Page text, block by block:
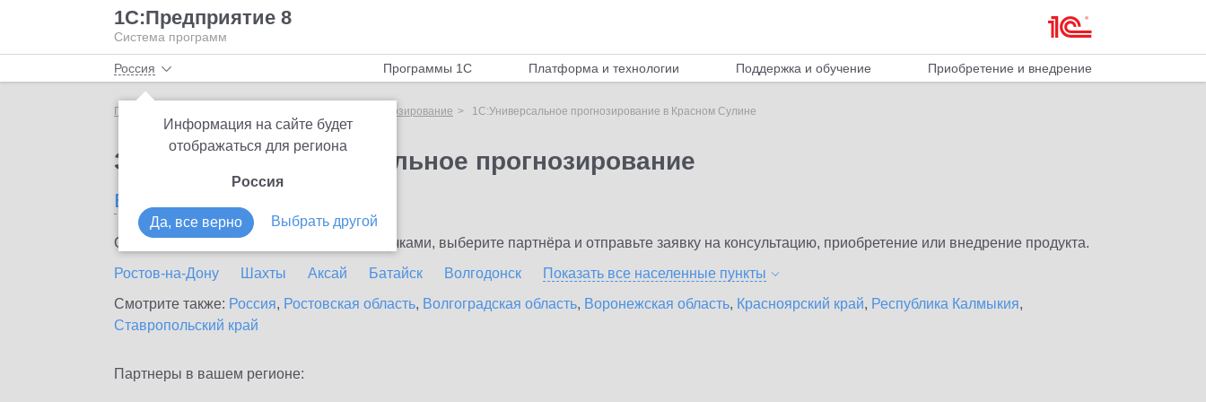
1С:Предприятие 8
Система программ
Россия
Информация на сайте будет
отображаться для региона
Россия
Да, все верно Выбрать другой
Программы 1С Платформа и технологии Поддержка и обучение Приобретение и внедрение
Главная 1С:Универсальное прогнозирование 1С:Универсальное прогнозирование в Красном Сулине
Заказать 1С:Универсальное прогнозирование
в Красном Сулине
Ознакомьтесь с информационными карточками, выберите партнёра и отправьте заявку на консультацию, приобретение или внедрение продукта.
Ростов-на-Дону
Шахты Аксай Батайск Волгодонск Показать все населенные пункты
Смотрите также: Россия, Ростовская область, Волгоградская область, Воронежская область, Красноярский край, Республика Калмыкия,
Ставропольский край
Партнеры в вашем регионе: